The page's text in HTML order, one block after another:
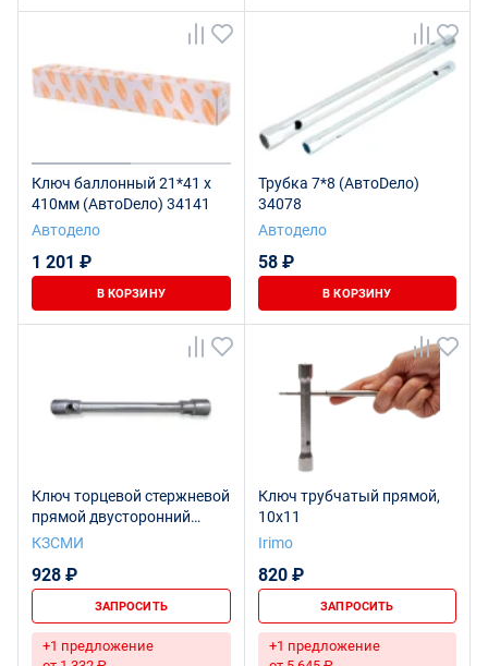
Ключ баллонный 21*41 х
410мм (АвтоDело) 34141
Автодело
1 201 ₽
В КОРЗИНУ
Трубка 7*8 (АвтоDело)
34078
Автодело
58 ₽
В КОРЗИНУ
Ключ торцевой стержневой
прямой двусторонний
S32х33 L400 Ц15хр.бцв.
КЗСМИ
928 ₽
ЗАПРОСИТЬ
+1 предложение
Ключ трубчатый прямой,
10x11
Irimo
820 ₽
ЗАПРОСИТЬ
+1 предложение